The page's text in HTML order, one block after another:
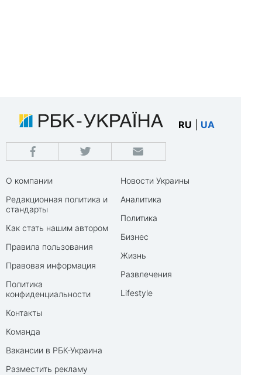
RU UA
О компании
Редакционная политика и
стандарты
Как стать нашим автором
Правила пользования
Правовая информация
Политика
конфиденциальности
Контакты
Команда
Вакансии в РБК-Украина
Разместить рекламу
Новости Украины
Аналитика
Политика
Бизнес
Жизнь
Развлечения
Lifestyle